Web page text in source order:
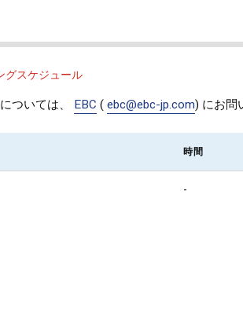
グスケジュール
ついては、 EBC (ebc@ebc-jp.com) にお問
時間
-